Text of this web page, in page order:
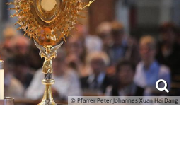
© Pfarrer Peter Johannes Xuan Hai Dang